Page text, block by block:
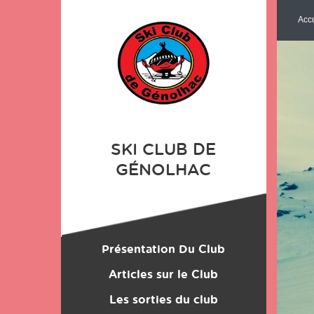
SKI CLUB DE
GÉNOLHAC
Présentation Du Club
Location du Matériel
Les Monos
Articles sur le Club
Les sorties du club